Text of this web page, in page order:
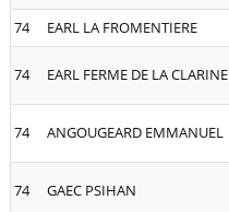
74
EARL LA FROMENTIERE
74 EARL FERME DE LA CLARINE
74 ANGOUGEARD EMMANUEL
74 GAEC PSIHAN